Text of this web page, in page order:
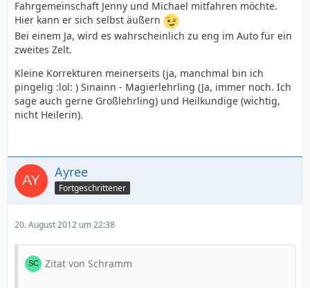
Fahrgemeinschaft Jenny und Michael mitfahren möchte.
Hier kann er sich selbst äußern
Bei einem Ja, wird es wahrscheinlich zu eng im Auto für ein
zweites Zelt.
Kleine Korrekturen meinerseits (ja, manchmal bin ich
pingelig :lol: ) Sinainn - Magierlehrling (Ja, immer noch. Ich
sage auch gerne Großlehrling) und Heilkundige (wichtig,
nicht Heilerin).
Ayree
Fortgeschrittener
20. August 2012 um 22:38
Zitat von Schramm